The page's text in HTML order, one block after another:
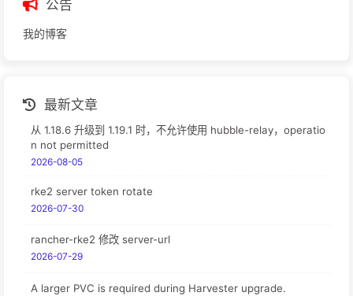
公告
我的博客
最新文章
从 1.18.6 升级到 1.19.1 时，不允许使用 hubble-relay，operatio
n not permitted
2026-08-05
rke2 server token rotate
2026-07-30
rancher-rke2 修改 server-url
2026-07-29
A larger PVC is required during Harvester upgrade.